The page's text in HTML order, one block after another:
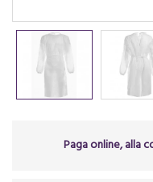
Paga online, alla